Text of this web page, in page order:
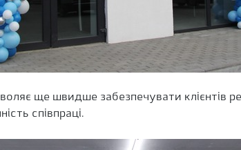
ще швидше забезпечувати клієнтів
співпраці.